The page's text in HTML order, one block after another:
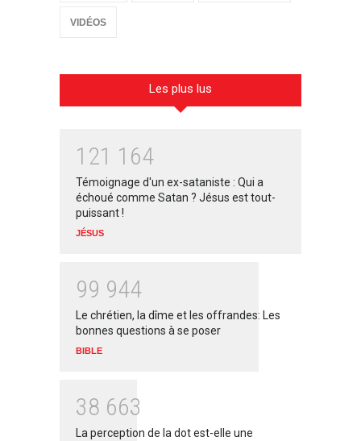
VIDÉOS
Les plus lus
1 21 1 64
Témoignage d'un ex-sataniste : Qui a
échoué comme Satan ? Jésus est tout-
puissant !
JÉSUS
99 944
Le chrétien, la dîme et les offrandes: Les
bonnes questions à se poser
BIBLE
38 663
La perception de la dot est-elle une